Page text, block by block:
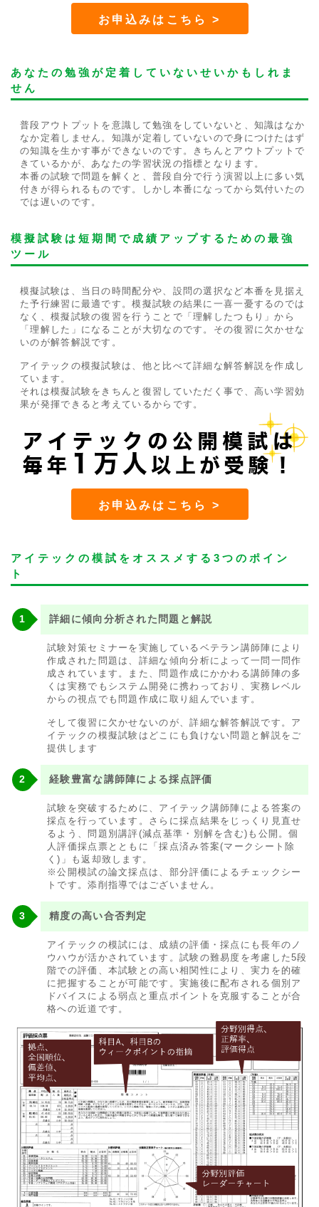
お申込みはこちら >
あなたの勉強が定着していないせいかもしれま
せん
普段アウトプットを意識して勉強をしていないと、知識はなか
なか定着しません。知識が定着していないので身につけたはず
の知識を生かす事ができないのです。きちんとアウトプットで
きているかが、あなたの学習状況の指標となります。
本番の試験で問題を解くと、普段自分で行う演習以上に多い気
付きが得られるものです。しかし本番になってから気付いたの
では遅いのです。
模擬試験は短期間で成績アップするための最強
ツール
模擬試験は、当日の時間配分や、設問の選択など本番を見据え
た予行練習に最適です。模擬試験の結果に一喜一憂するのでは
なく、模擬試験の復習を行うことで「理解したつもり」から
「理解した」になることが大切なのです。その復習に欠かせな
いのが解答解説です。
アイテックの模擬試験は、他と比べて詳細な解答解説を作成し
ています。
それは模擬試験をきちんと復習していただく事で、高い学習効
果が発揮できると考えているからです。
お申込みはこちら >
アイテックの模試をオススメする3つのポイン
ト
詳細に傾向分析された問題と解説
試験対策セミナーを実施しているベテラン講師陣により
作成された問題は、詳細な傾向分析によって一問一問作
成されています。また、問題作成にかかわる講師陣の多
くは実務でもシステム開発に携わっており、実務レベル
からの視点でも問題作成に取り組んでいます。
そして復習に欠かせないのが、詳細な解答解説です。ア
イテックの模擬試験はどこにも負けない問題と解説をご
提供します
経験豊富な講師陣による採点評価
試験を突破するために、アイテック講師陣による答案の
採点を行っています。さらに採点結果をじっくり見直せ
るよう、問題別講評(減点基準・別解を含む)も公開。個
人評価採点票とともに「採点済み答案(マークシート除
く)」も返却致します。
※公開模試の論文採点は、部分評価によるチェックシー
トです。添削指導ではございません。
精度の高い合否判定
アイテックの模試には、成績の評価・採点にも長年のノ
ウハウが活かされています。試験の難易度を考慮した5段
階での評価、本試験との高い相関性により、実力を的確
に把握することが可能です。実施後に配布される個別ア
ドバイスによる弱点と重点ポイントを克服することが合
格への近道です。